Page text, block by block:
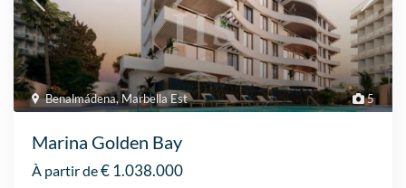
5
Benalmádena, Marbella Est
Marina Golden Bay
À partir de€ 1.038.000